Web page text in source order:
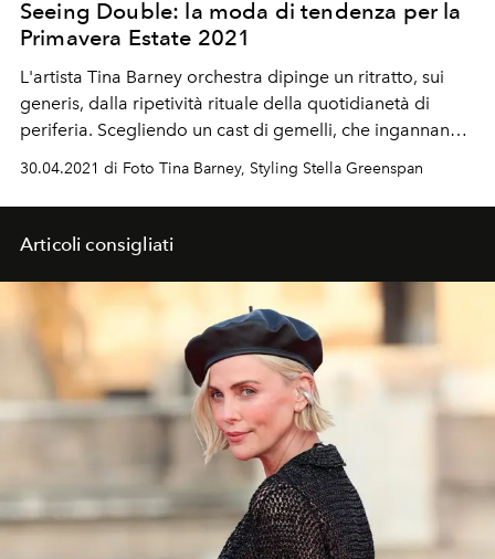
Seeing Double: la moda di tendenza per la
Primavera Estate 2021
L'artista Tina Barney orchestra dipinge un ritratto, sui
generis, dalla ripetività rituale della quotidianetà di
periferia. Scegliendo un cast di gemelli, che ingannano
lo sguardo.
30.04.2021 di Foto Tina Barney, Styling Stella Greenspan
Articoli consigliati